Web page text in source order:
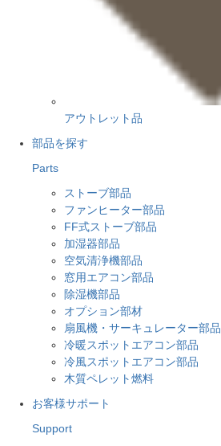
アウトレット品
部品を探す
Parts
ストーブ部品
ファンヒーター部品
FF式ストーブ部品
加湿器部品
空気清浄機部品
窓用エアコン部品
除湿機部品
オプション部材
扇風機・サーキュレーター部品
冷暖スポットエアコン部品
冷風スポットエアコン部品
木質ペレット燃料
お客様サポート
Support